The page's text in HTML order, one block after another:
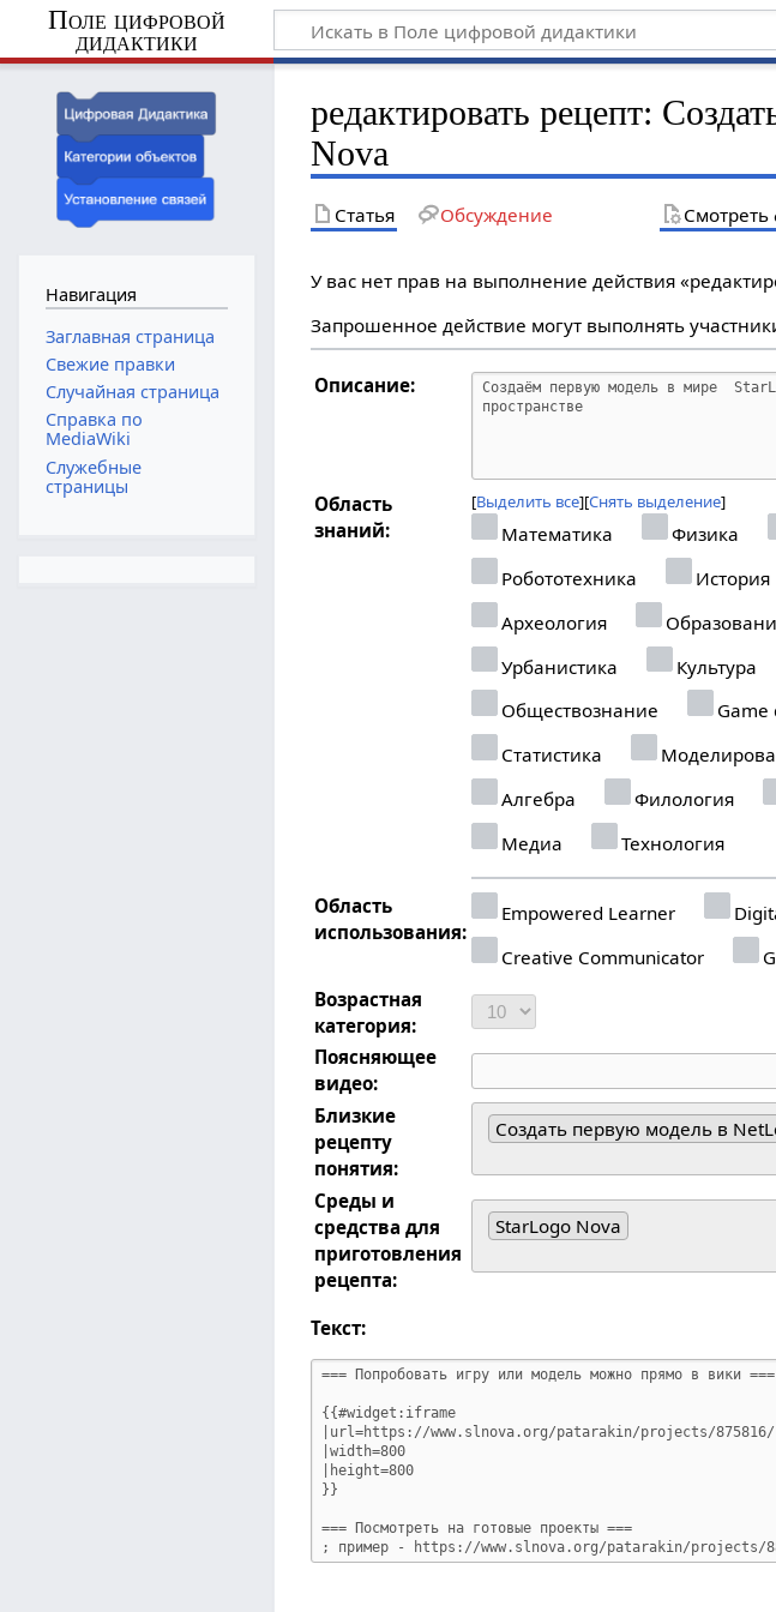
Поле цифровой
дидактики
редактировать рецепт:
Nova
Статья Обсуждение
У вас нет прав на выполнение действия
Запрошенное действие могут выполнять
Описание:
Область
знаний:
Выделить все Снять выделение
Математика Физика
Робототехника
История
Археология
Урбанистика
Культура
Обществознание
Game
Статистика
Алгебра
Филология
Медиа
Технология
Область
использования:
Empowered Learner
Creative Communicator
Возрастная
категория:
Поясняющее
видео:
Близкие
рецепту
понятия:
Создать первую модель в
Среды и
средства для
приготовления
рецепта:
StarLogo Nova
Текст:
Навигация
Заглавная страница
Свежие правки
Случайная страница
Справка по
MediaWiki
Служебные
страницы